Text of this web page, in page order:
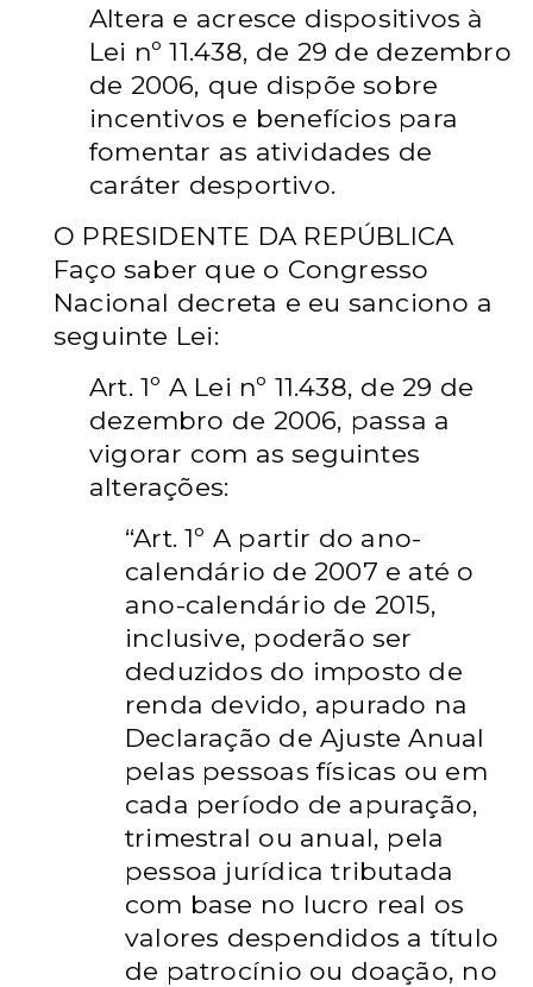
Altera e acresce dispositivos à
Lei nº 11.438, de 29 de dezembro
de 2006, que dispõe sobre
incentivos e benefícios para
fomentar as atividades de
caráter desportivo.
O PRESIDENTE DA REPÚBLICA
Faço saber que o Congresso
Nacional decreta e eu sanciono a
seguinte Lei:
Art. 1º A Lei nº 11.438, de 29 de
dezembro de 2006, passa a
vigorar com as seguintes
alterações:
“Art. 1º A partir do ano-
calendário de 2007 e até o
ano-calendário de 2015,
inclusive, poderão ser
deduzidos do imposto de
renda devido, apurado na
Declaração de Ajuste Anual
pelas pessoas físicas ou em
cada período de apuração,
trimestral ou anual, pela
pessoa jurídica tributada
com base no lucro real os
valores despendidos a título
de patrocínio ou doação, no